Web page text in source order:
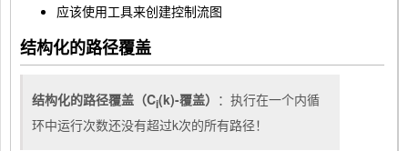
应该使用工具来创建控制流图
结构化的路径覆盖
结构化的路径覆盖（Ci(k)-覆盖） ：执行在一个内循
环中运行次数还没有超过k次的所有路径！